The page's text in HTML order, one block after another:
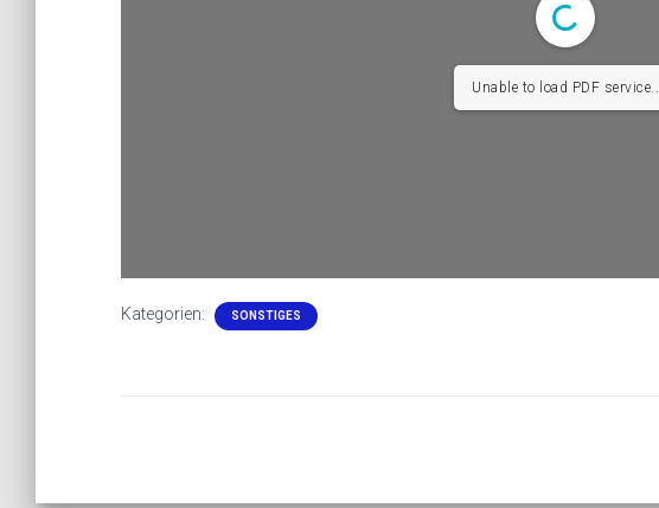
Unable to load PDF service..
Kategorien: SONSTIGES